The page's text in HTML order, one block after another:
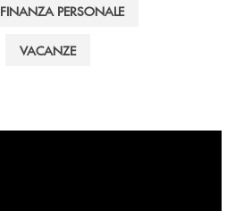
FINANZA PERSONALE
VACANZE